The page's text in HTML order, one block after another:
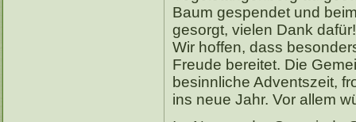
Baum gespendet und
gesorgt, vielen Dank dafür!
Wir hoffen, dass
Freude bereitet. Die
besinnliche Adventszeit,
ins neue Jahr. Vor allem